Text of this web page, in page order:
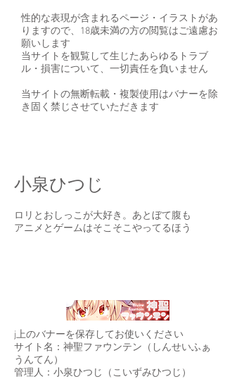
性的な表現が含まれるページ・イラストがあ
りますので、18歳未満の方の閲覧はご遠慮お
願いします
当サイトを観覧して生じたあらゆるトラブ
ル・損害について、一切責任を負いません
当サイトの無断転載・複製使用はバナーを除
き固く禁じさせていただきます
小泉ひつじ
ロリとおしっこが大好き。あとぼて腹も
アニメとゲームはそこそこやってるほう
j上のバナーを保存してお使いください
サイト名：神聖ファウンテン（しんせいふぁ
うんてん）
管理人：小泉ひつじ（こいずみひつじ）